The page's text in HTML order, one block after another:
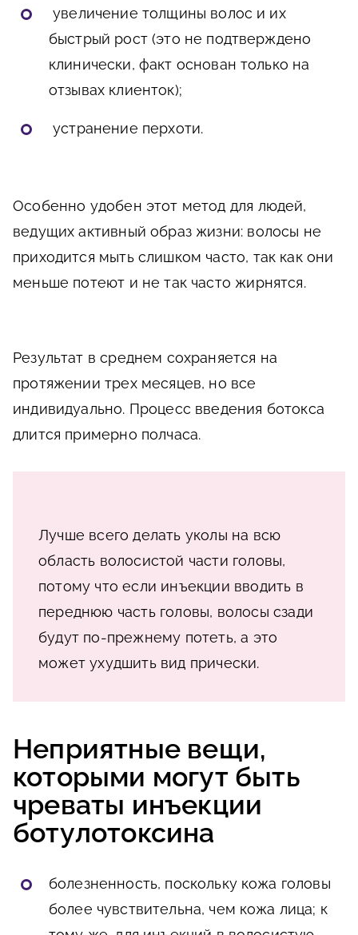
увеличение толщины волос и их
быстрый рост (это не подтверждено
клинически, факт основан только на
отзывах клиенток);
устранение перхоти.
Особенно удобен этот метод для людей,
ведущих активный образ жизни: волосы не
приходится мыть слишком часто, так как они
меньше потеют и не так часто жирнятся.
Результат в среднем сохраняется на
протяжении трех месяцев, но все
индивидуально. Процесс введения ботокса
длится примерно полчаса.
Лучше всего делать уколы на всю
область волосистой части головы,
потому что если инъекции вводить в
переднюю часть головы, волосы сзади
будут по-прежнему потеть, а это
может ухудшить вид прически.
Неприятные вещи,
которыми могут быть
чреваты инъекции
ботулотоксина
болезненность, поскольку кожа головы
более чувствительна, чем кожа лица; к